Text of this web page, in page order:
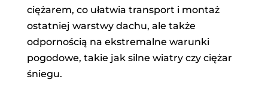
ciężarem, co ułatwia transport i montaż
ostatniej warstwy dachu, ale także
odpornością na ekstremalne warunki
pogodowe, takie jak silne wiatry czy ciężar
śniegu.